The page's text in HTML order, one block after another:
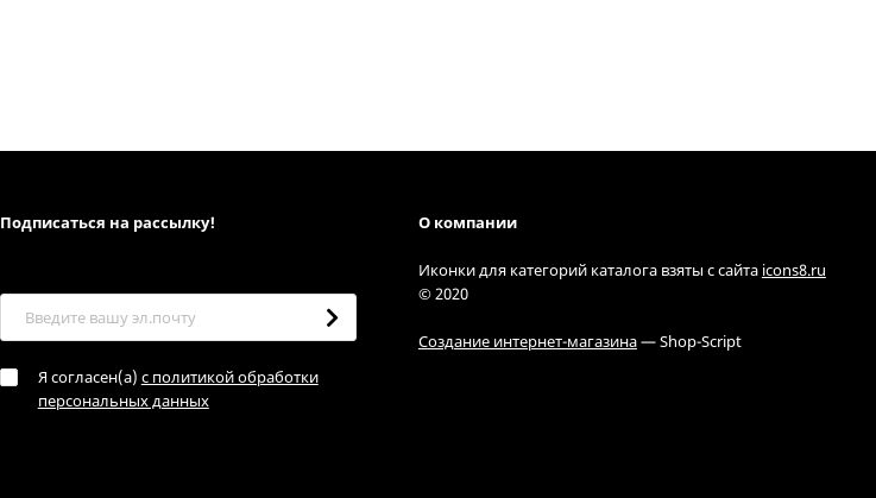
Подписаться на рассылкy!
Я согласен(a) с политикой обработки
персональных данных
О компании
Иконки для категорий каталога взяты с сайта icons8.ru
© 2020
Создание интернет-магазина— Shop-Script